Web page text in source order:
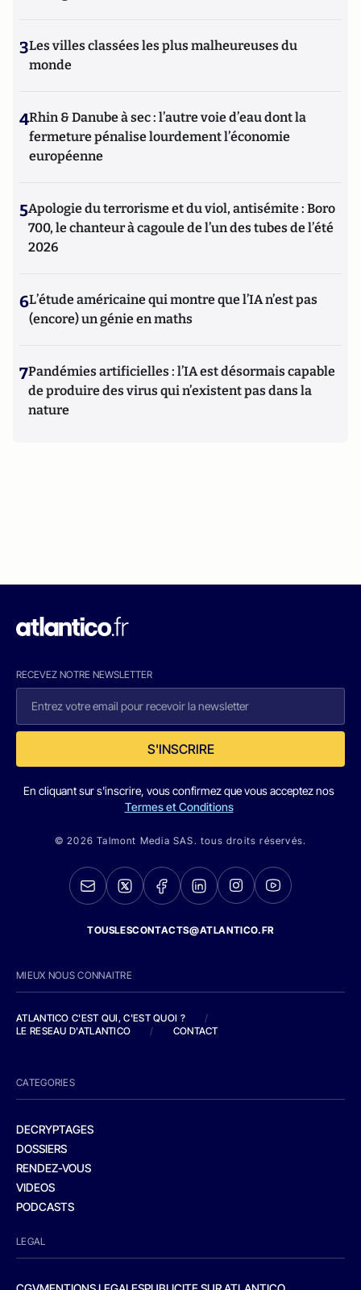
3Les villes classées les plus malheureuses du
monde
4Rhin & Danube à sec : l’autre voie d’eau dont la
fermeture pénalise lourdement l’économie
européenne
5Apologie du terrorisme et du viol, antisémite : Boro
700, le chanteur à cagoule de l’un des tubes de l’été
2026
6L’étude américaine qui montre que l’IA n’est pas
(encore) un génie en maths
7Pandémies artificielles : l’IA est désormais capable
de produire des virus qui n’existent pas dans la
nature
RECEVEZ NOTRE NEWSLETTER
S'INSCRIRE
En cliquant sur s'inscrire, vous confirmez que vous acceptez nos
Termes et Conditions
© 2026 Talmont Media SAS. tous droits réservés.
TOUSLESCONTACTS@ATLANTICO.FR
MIEUX NOUS CONNAITRE
ATLANTICO C'EST QUI, C'EST QUOI ?
/
LE RESEAU D'ATLANTICO
/ CONTACT
CATEGORIES
DECRYPTAGES
DOSSIERS
RENDEZ-VOUS
VIDEOS
PODCASTS
LEGAL